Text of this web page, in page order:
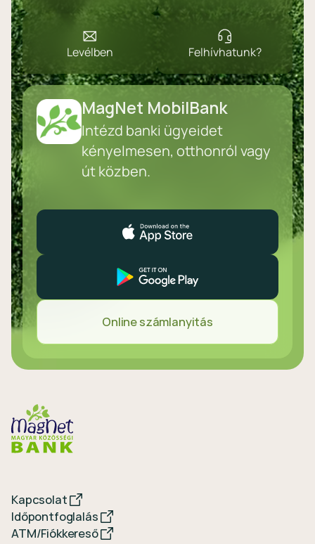
Levélben Felhívhatunk?
MagNet MobilBank
Intézd banki ügyeidet
kényelmesen, otthonról vagy
út közben.
Online számlanyitás
Kapcsolat
Időpontfoglalás
ATM/Fiókkereső